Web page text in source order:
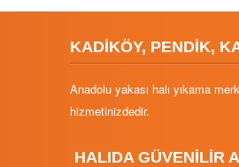
KADİKÖY, PENDİK,
Anadolu yakası halı yıkama
hizmetinizdedir.
HALIDA GÜVENİLİR